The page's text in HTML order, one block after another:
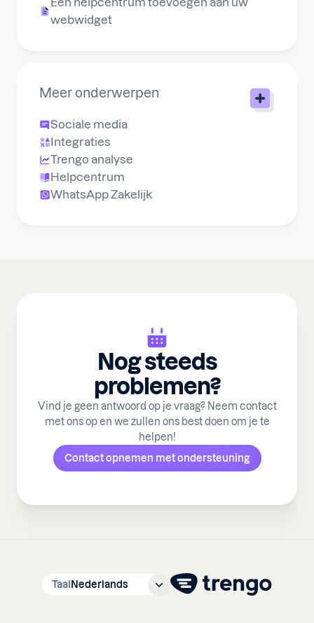
webwidget
Meer onderwerpen
Sociale media
Integraties
Trengo analyse
Helpcentrum
WhatsApp Zakelijk
Nog steeds
problemen?
Vind je geen antwoord op je vraag? Neem contact
met ons op en we zullen ons best doen om je te
helpen!
Contact opnemen met ondersteuning
Taal Nederlands